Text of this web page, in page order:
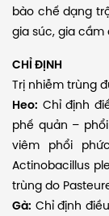
bào chế dạng
gia súc, gia cầm
CHỈ ĐỊNH
Trị nhiễm trùng
Heo: Chỉ định
phế quản –
viêm phổi
Actinobacillus
trùng do
Gà: Chỉ định